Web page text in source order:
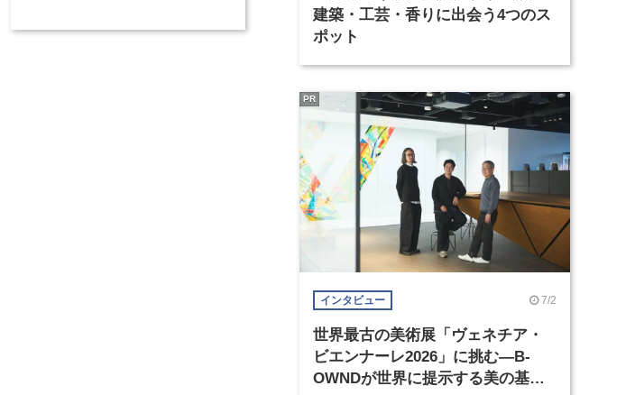
建築・工芸・香りに出会う4つのス
ポット
インタビュー 7/2
世界最古の美術展「ヴェネチア・
ビエンナーレ2026」に挑む―B-
OWNDが世界に提示する美の基準
PR